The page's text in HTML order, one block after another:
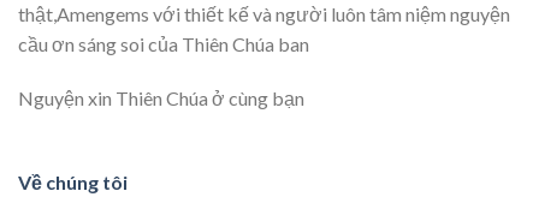
thật,Amengems với thiết kế và người luôn tâm niệm nguyện
cầu ơn sáng soi của Thiên Chúa ban
Nguyện xin Thiên Chúa ở cùng bạn
Về chúng tôi